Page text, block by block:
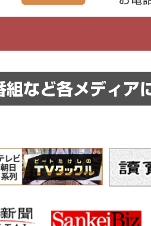
組など各メディア